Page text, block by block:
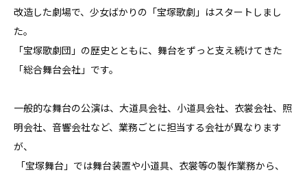
改造した劇場で、少女ばかりの「宝塚歌劇」はスタートしまし
た。
「宝塚歌劇団」の歴史とともに、舞台をずっと支え続けてきた
「総合舞台会社」です。
一般的な舞台の公演は、大道具会社、小道具会社、衣裳会社、照
明会社、音響会社など、業務ごとに担当する会社が異なります
が、